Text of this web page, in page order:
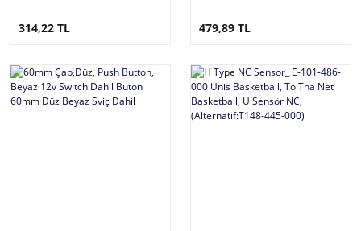
314,22 TL 479,89 TL